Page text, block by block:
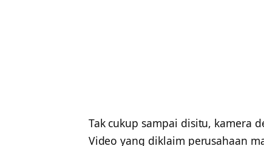
Tak cukup sampai disitu, kamera
Video yang diklaim perusahaan